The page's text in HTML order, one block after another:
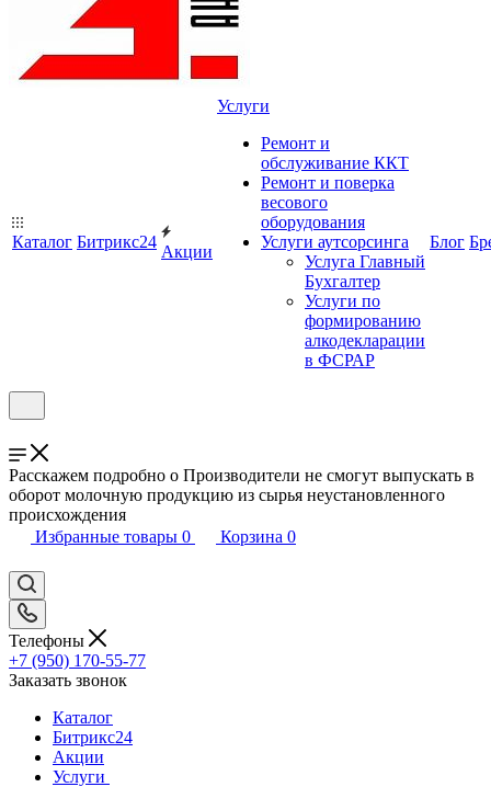
Каталог Битрикс24
Акции
Услуги
Ремонт и
обслуживание ККТ
Ремонт и поверка
весового
оборудования
Услуги аутсорсинга
Услуга Главный
Бухгалтер
Услуги по
формированию
алкодекларации
в ФСРАР
Блог
Расскажем подробно о Производители не смогут выпускать в
оборот молочную продукцию из сырья неустановленного
происхождения
Избранные товары 0 Корзина 0
Телефоны
+7 (950) 170-55-77
Заказать звонок
Каталог
Битрикс24
Акции
Услуги